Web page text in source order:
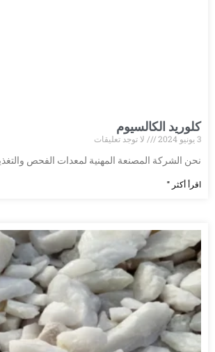
كلوريد الكالسيوم
3 يونيو 2024
لا توجد تعليقات
نحن الشركة المصنعة المهنية لمعدات الفحص
اقرأ أكثر "